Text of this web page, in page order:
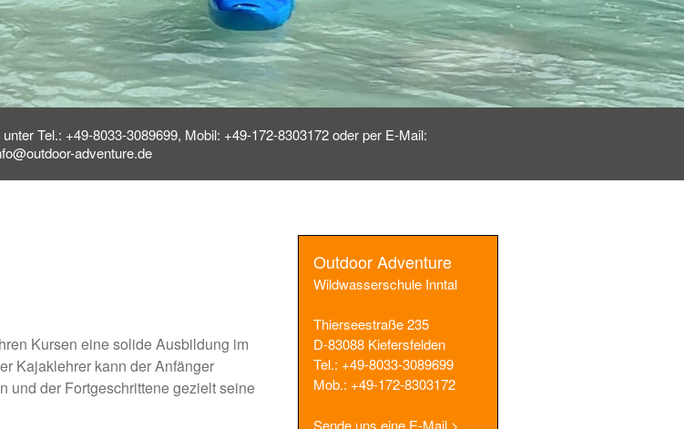
Tel.: +49-8033-3089699, Mobil: +49-172-8303172 oder per E-Mail:
adventure.de
Kursen eine solide Ausbildung im
Kajaklehrer kann der Anfänger
und der Fortgeschrittene gezielt seine
Outdoor Adventure
Wildwasserschule Inntal
Thierseestraße 235
D-83088 Kiefersfelden
Tel.: +49-8033-3089699
Mob.: +49-172-8303172
Sende uns eine E-Mail >